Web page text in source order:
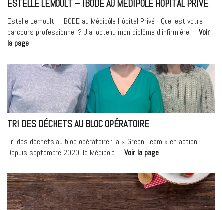
rénale »
ESTELLE LEMOULT – IBODE AU MÉDIPÔLE HÔPITAL PRIVÉ
Estelle Lemoult – IBODE au Médipôle Hôpital Privé Quel est votre
parcours professionnel ? J’ai obtenu mon diplôme d’infirmière … Voir
la page« Estelle
–
IBODE
au
Médipôle
Hôpital
Privé »
TRI DES DÉCHETS AU BLOC OPÉRATOIRE
Tri des déchets au bloc opératoire : la « Green Team » en action
Depuis septembre 2020, le Médipôle … Voir la page« Tri
déchets
au
bloc
opératoire »